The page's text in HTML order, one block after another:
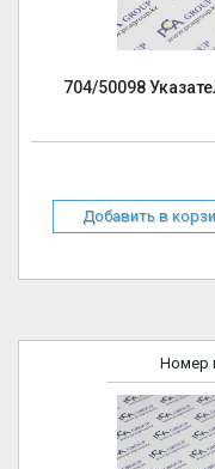
704/50098
Добавить в
Номер